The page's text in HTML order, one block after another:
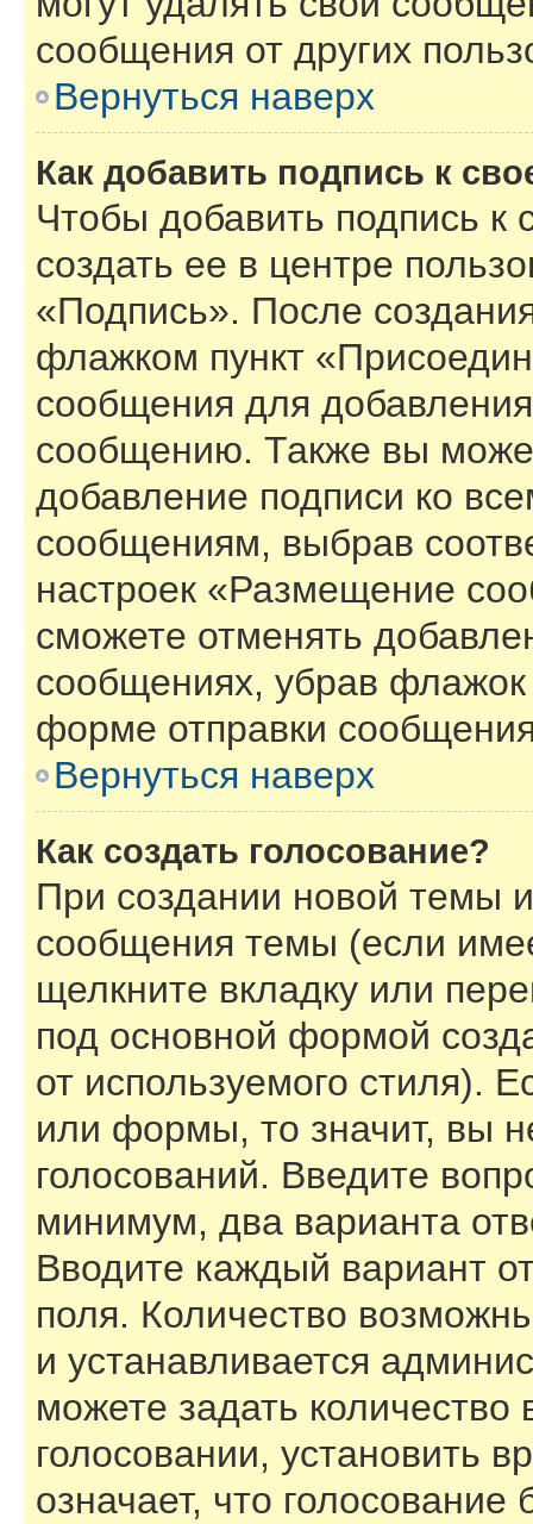
сообщения от других
Вернуться наверх
Как добавить подпись к
Чтобы добавить подпись
создать ее в центре
«Подпись». После
флажком пункт
сообщения для
сообщению. Также вы
добавление подписи ко
сообщениям, выбрав
настроек «Размещение
сможете отменять
сообщениях, убрав
форме отправки
Вернуться наверх
Как создать голосование?
При создании новой темы
сообщения темы (если
щелкните вкладку или
под основной формой
от используемого стиля).
или формы, то значит, вы
голосований. Введите
минимум, два варианта
Вводите каждый вариант
поля. Количество
и устанавливается
можете задать количество
голосовании, установить
означает, что